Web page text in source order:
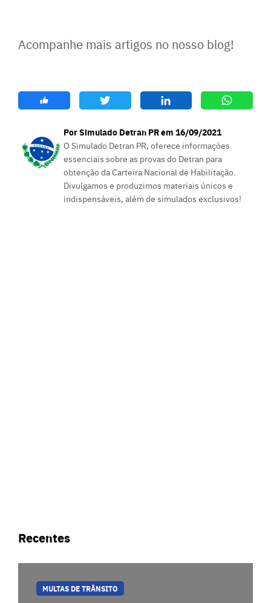
Acompanhe mais artigos no nosso blog!
Por Simulado Detran PR em 16/09/2021
O Simulado Detran PR, oferece informações
essenciais sobre as provas do Detran para
obtenção da Carteira Nacional de Habilitação.
Divulgamos e produzimos materiais únicos e
indispensáveis, além de simulados exclusivos!
Recentes
MULTAS DE TRÂNSITO